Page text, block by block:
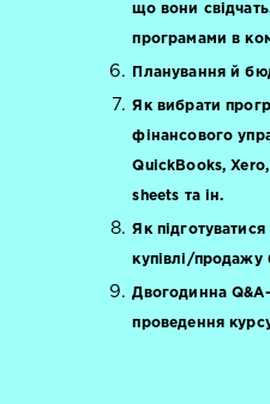
що вони
програмами в
Планування й
Як вибрати
фінансового
QuickBooks,
sheets та ін.
Як
купівлі/продажу
Двогодинна
проведення